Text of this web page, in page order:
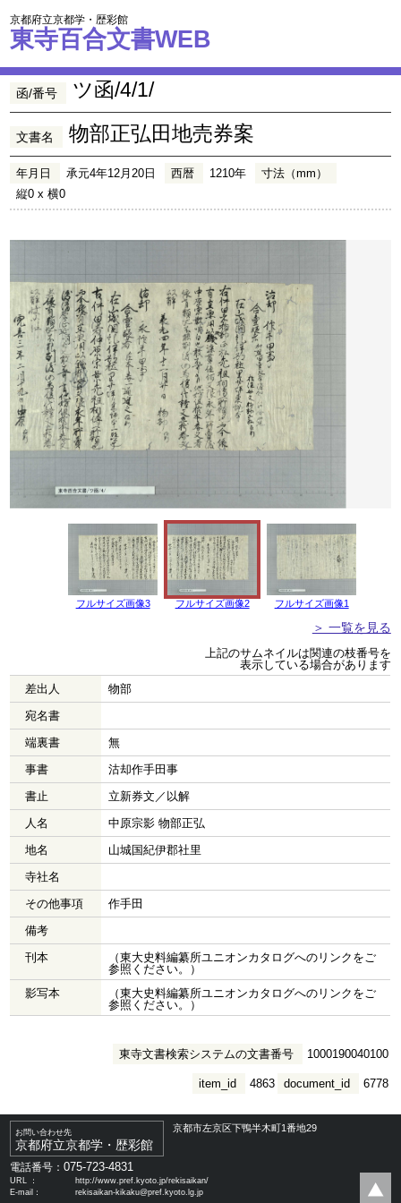
京都府立京都学・歴彩館
東寺百合文書WEB
函/番号 ツ函/4/1/
文書名 物部正弘田地売券案
年月日 承元4年12月20日 西暦 1210年
寸法（mm）
縦0 x 横0
フルサイズ画像3 フルサイズ画像2 フルサイズ画像1
＞ 一覧を見る
上記のサムネイルは関連の枝番号を
表示している場合があります
差出人
物部
宛名書
端裏書
無
事書
沽却作手田事
書止
立新券文／以解
人名
中原宗影 物部正弘
地名
山城国紀伊郡社里
寺社名
その他事項
作手田
備考
刊本
（東大史料編纂所ユニオンカタログへのリンクをご
参照ください。）
影写本
（東大史料編纂所ユニオンカタログへのリンクをご
参照ください。）
東寺文書検索システムの文書番号 1000190040100
document_id 6778
item_id 4863
お問い合わせ先
京都府立京都学・歴彩館
京都市左京区下鴨半木町1番地29
電話番号：075-723-4831
URL ：
http://www.pref.kyoto.jp/rekisaikan/
E-mail：
rekisaikan-kikaku@pref.kyoto.lg.jp